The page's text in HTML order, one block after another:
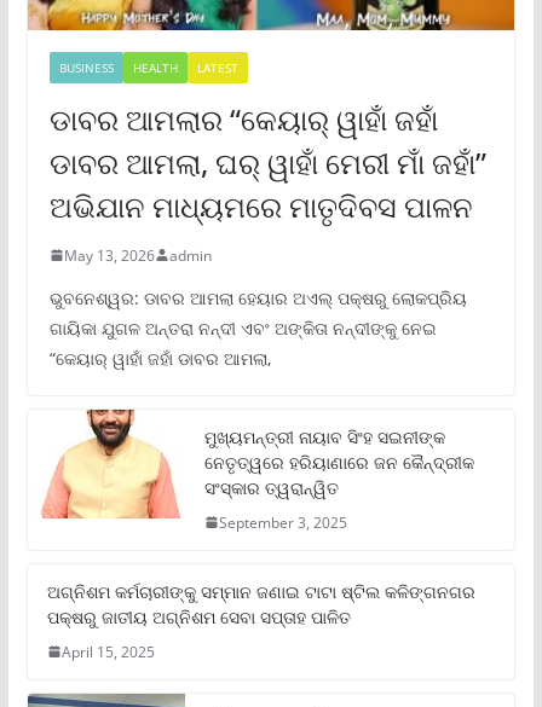
BUSINESS HEALTH LATEST
ଡାବର ଆମଲାର “କେୟାର୍ ୱାହାଁ ଜହାଁ
ଡାବର ଆମଲା, ଘର୍ ୱାହାଁ ମେରୀ ମାଁ ଜହାଁ”
ଅଭିଯାନ ମାଧ୍ୟମରେ ମାତୃଦିବସ ପାଳନ
May 13, 2026 admin
ଭୁବନେଶ୍ୱର: ଡାବର ଆମଲା ହେୟାର ଅଏଲ୍ ପକ୍ଷରୁ ଲୋକପ୍ରିୟ
ଗାୟିକା ଯୁଗଳ ଅନ୍ତରା ନନ୍ଦୀ ଏବଂ ଅଙ୍କିତା ନନ୍ଦୀଙ୍କୁ ନେଇ
“କେୟାର୍ ୱାହାଁ ଜହାଁ ଡାବର ଆମଲା,
ମୁଖ୍ୟମନ୍ତ୍ରୀ ନାୟାବ ସିଂହ ସଇନୀଙ୍କ
ନେତୃତ୍ୱରେ ହରିୟାଣାରେ ଜନ କୈନ୍ଦ୍ରୀକ
ସଂସ୍କାର ତ୍ୱରାନ୍ୱିତ
September 3, 2025
ଅଗ୍ନିଶମ କର୍ମଚାରୀଙ୍କୁ ସମ୍ମାନ ଜଣାଇ ଟାଟା ଷ୍ଟିଲ କଳିଙ୍ଗନଗର
ପକ୍ଷରୁ ଜାତୀୟ ଅଗ୍ନିଶମ ସେବା ସପ୍ତାହ ପାଳିତ
April 15, 2025